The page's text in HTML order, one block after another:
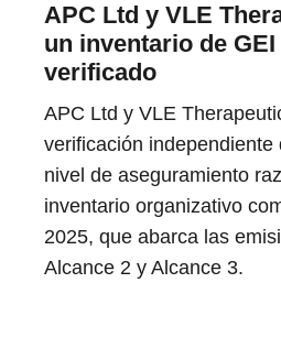
APC Ltd y VLE
un inventario de GEI
verificado
APC Ltd y VLE
verificación independiente
nivel de aseguramiento
inventario organizativo
2025, que abarca las
Alcance 2 y Alcance 3.